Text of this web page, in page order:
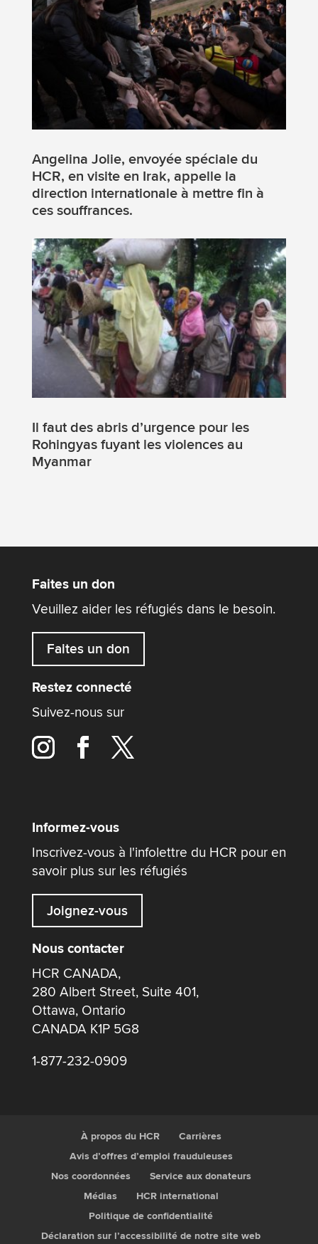
Angelina Jolie, envoyée spéciale du
HCR, en visite en Irak, appelle la
direction internationale à mettre fin à
ces souffrances.
Il faut des abris d’urgence pour les
Rohingyas fuyant les violences au
Myanmar
Faites un don
Veuillez aider les réfugiés dans le besoin.
Faites un don
Restez connecté
Suivez-nous sur
Informez-vous
Inscrivez-vous à l'infolettre du HCR pour en
savoir plus sur les réfugiés
Joignez-vous
Nous contacter
HCR CANADA,
280 Albert Street, Suite 401,
Ottawa, Ontario
CANADA K1P 5G8
1-877-232-0909
À propos du HCR
Carrières
Avis d’offres d’emploi frauduleuses
Nos coordonnées
Service aux donateurs
Médias
HCR international
Politique de confidentialité
Déclaration sur l’accessibilité de notre site web